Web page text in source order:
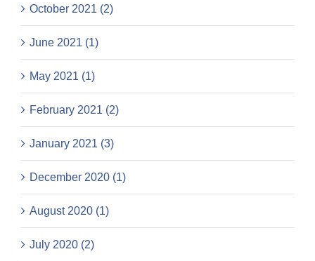
October 2021 (2)
June 2021 (1)
May 2021 (1)
February 2021 (2)
January 2021 (3)
December 2020 (1)
August 2020 (1)
July 2020 (2)